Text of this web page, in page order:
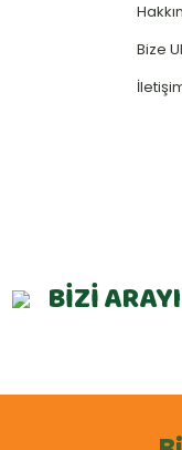
Bize
BİZİ